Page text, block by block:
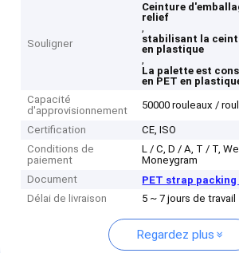
Souligner
Ceinture
relief
,
stabilisant la
en plastique
,
La palette est
en PET en
Capacité
d'approvisionnement
50000 rouleaux /
Certification
CE, ISO
Conditions de
paiement
L / C, D / A, T / T,
Moneygram
Document
PET strap
Délai de livraison
5 ~ 7 jours de travail
Regardez plus